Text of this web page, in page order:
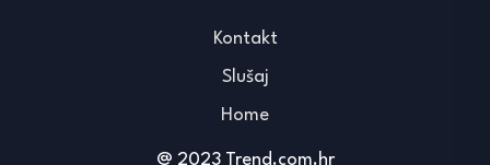
@ 2023 Trend.com.hr
Kontakt
Slušaj
Home